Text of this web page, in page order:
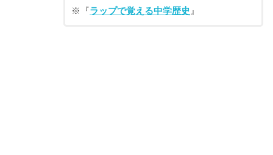
※『ラップで覚える中学歴史 』